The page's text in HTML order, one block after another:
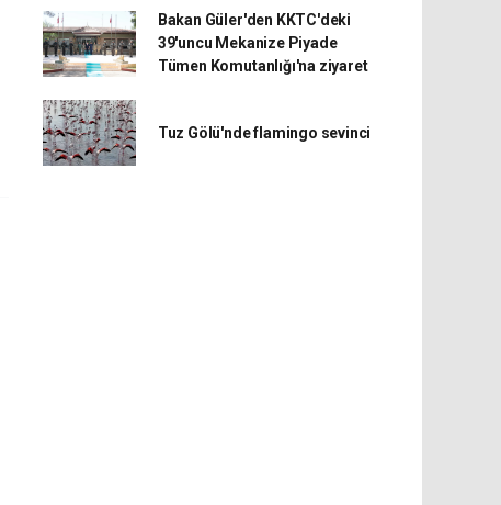
Bakan Güler'den KKTC'deki
39'uncu Mekanize Piyade
Tümen Komutanlığı'na ziyaret
Tuz Gölü'nde flamingo sevinci